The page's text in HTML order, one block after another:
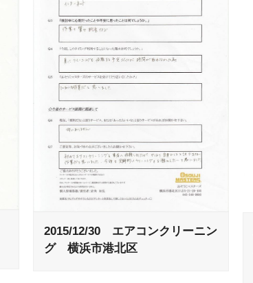
2015/12/30 エアコンクリーニン
グ 横浜市港北区